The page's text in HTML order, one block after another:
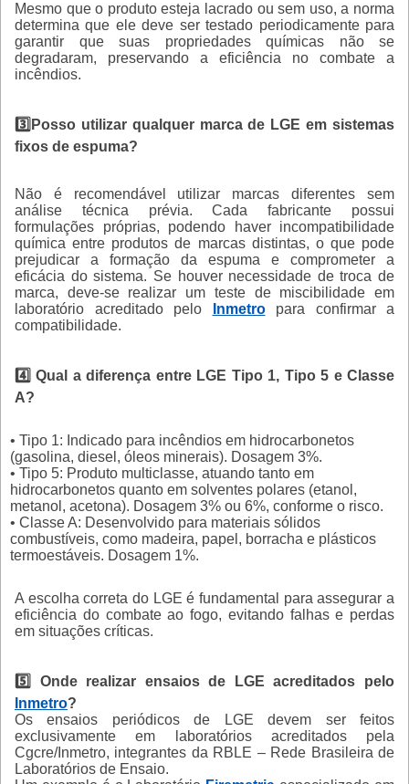
Mesmo que o produto esteja lacrado ou sem uso, a norma
determina que ele deve ser testado periodicamente para
garantir que suas propriedades químicas não se
degradaram, preservando a eficiência no combate a
incêndios.
3️⃣Posso utilizar qualquer marca de LGE em sistemas
fixos de espuma?
Não é recomendável utilizar marcas diferentes sem
análise técnica prévia. Cada fabricante possui
formulações próprias, podendo haver incompatibilidade
química entre produtos de marcas distintas, o que pode
prejudicar a formação da espuma e comprometer a
eficácia do sistema. Se houver necessidade de troca de
marca, deve-se realizar um teste de miscibilidade em
laboratório acreditado pelo
Inmetropara confirmar a
compatibilidade.
4️⃣ Qual a diferença entre LGE Tipo 1, Tipo 5 e Classe
A?
• Tipo 1: Indicado para incêndios em hidrocarbonetos
(gasolina, diesel, óleos minerais). Dosagem 3%.
• Tipo 5: Produto multiclasse, atuando tanto em
hidrocarbonetos quanto em solventes polares (etanol,
metanol, acetona). Dosagem 3% ou 6%, conforme o risco.
• Classe A: Desenvolvido para materiais sólidos
combustíveis, como madeira, papel, borracha e plásticos
termoestáveis. Dosagem 1%.
A escolha correta do LGE é fundamental para assegurar a
eficiência do combate ao fogo, evitando falhas e perdas
em situações críticas.
5️⃣ Onde realizar ensaios de LGE acreditados pelo
Inmetro?
Os ensaios periódicos de LGE devem ser feitos
exclusivamente em laboratórios acreditados pela
Cgcre/Inmetro, integrantes da RBLE – Rede Brasileira de
Laboratórios de Ensaio.